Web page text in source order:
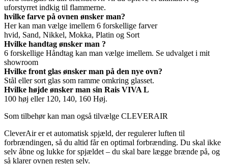
uforstyrret indkig til flammerne.
hvilke farve på ovnen ønsker man?
Her kan man vælge imellem 6 forskellige farver
hvid, Sand, Nikkel, Mokka, Platin og Sort
Hvilke handtag ønsker man ?
6 forskellige Håndtag kan man vælge imellem. Se udvalget i mit
showroom
Hvilke front glas ønsker man på den nye ovn?
Stål eller sort glas som ramme omkring glasset.
Hvilke højde ønsker man sin Rais VIVA L
100 høj eller 120, 140, 160 Høj.
Som tilbehør kan man også tilvælge CLEVERAIR
CleverAir er et automatisk spjæld, der regulerer luften til
forbrændingen, så du altid får en optimal forbrænding. Du skal ikke
selv åbne og lukke for spjældet – du skal bare lægge brænde på, og
så klarer ovnen resten selv.